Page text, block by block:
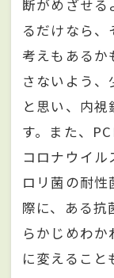
断がめざせ
るだけなら
考えもあるか
さないよう
と思い、内視
す。また、
コロナウイ
ロリ菌の耐
際に、ある抗
らかじめわ
に変えること